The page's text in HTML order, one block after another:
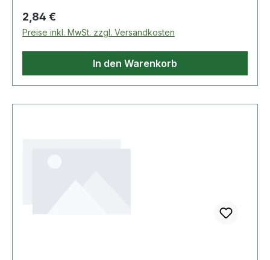
Regulärer Preis:
2,84 €
Preise inkl. MwSt. zzgl. Versandkosten
In den Warenkorb